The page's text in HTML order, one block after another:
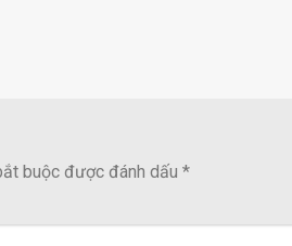
buộc được đánh dấu *